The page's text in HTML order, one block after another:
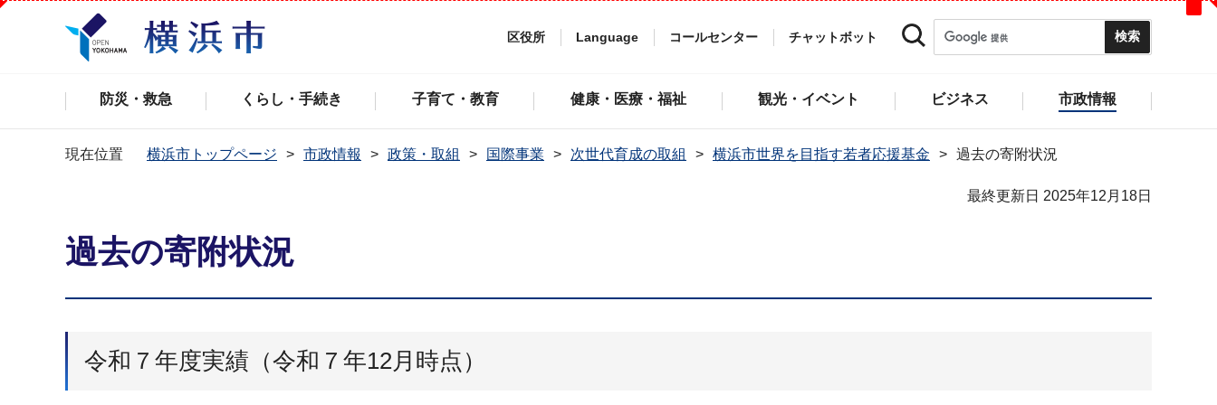
区役所 Language コールセンター チャットボット
防災・救急 くらし・手続き 子育て・教育 健康・医療・福祉 観光・イベント ビジネス 市政情報
現在位置 横浜市トップページ 市政情報 政策・取組 国際事業 次世代育成の取組 横浜市世界を目指す若者応援基金 過去の寄附状況
最終更新日 2025年12月18日
過去の寄附状況
令和７年度実績（令和７年12月時点）